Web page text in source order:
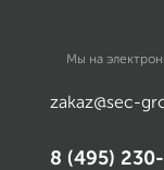
Мы на
zakaz@sec-
8 (495)